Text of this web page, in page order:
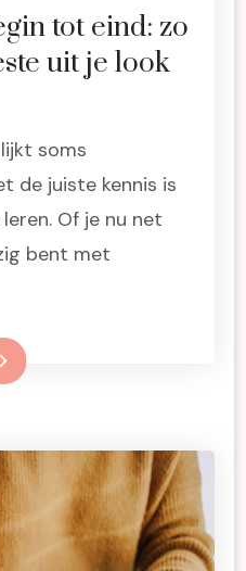
tot eind: zo
uit je look
soms
de juiste kennis is
Of je nu net
bent met